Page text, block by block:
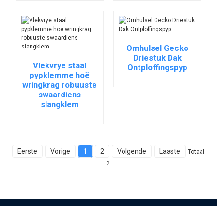
Vlekvrye staal
pypklemme hoë
wringkrag robuuste
swaardiens
slangklem
Omhulsel Gecko
Driestuk Dak
Ontploffingspyp
Eerste Vorige 1 2 Volgende Laaste
Totaal
2